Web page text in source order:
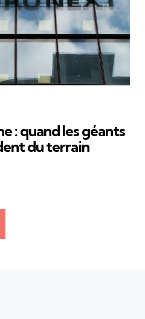
: quand les géants
du terrain